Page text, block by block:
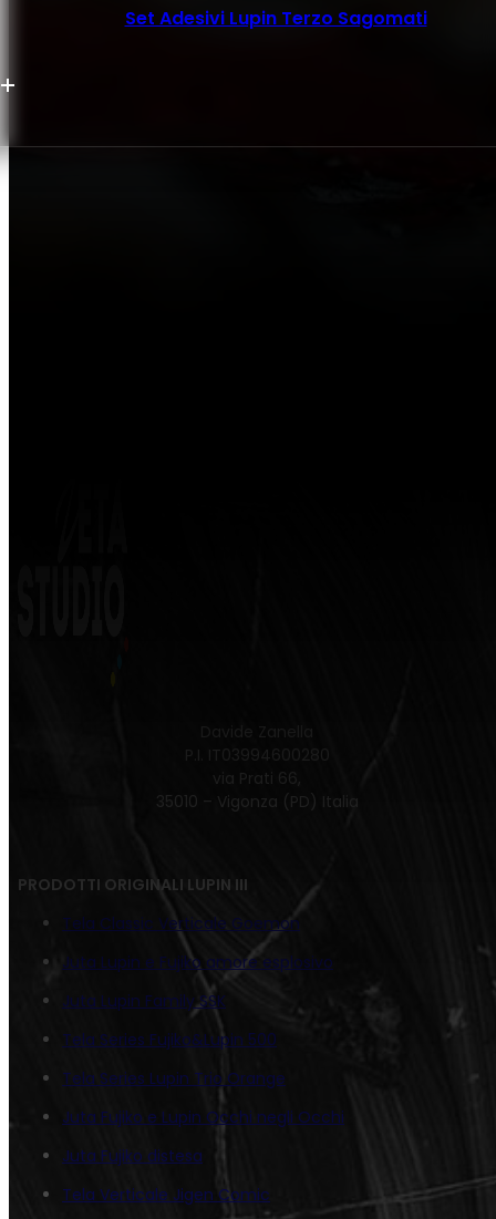
Set Adesivi Lupin Terzo Sagomati
P.I. IT03994600280
via Prati 66,
35010 – Vigonza (PD) Italia
PRODOTTI ORIGINALI LUPIN III
Tela Classic Verticale Goemon
Juta Lupin e Fujiko amore esplosivo
Juta Lupin Family SSK
Tela Series Fujiko&Lupin 500
Tela Series Lupin Trio Orange
Juta Fujiko e Lupin Occhi negli Occhi
Juta Fujiko distesa
Tela Verticale Jigen Comic